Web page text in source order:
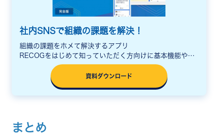
社内SNSで組織の課題を解決！
組織の課題をホメて解決するアプリ
RECOGをはじめて知っていただく方向けに基本機能や活
用シーン、料金をまとめた説明資料をご用意しています。
資料ダウンロード
まとめ